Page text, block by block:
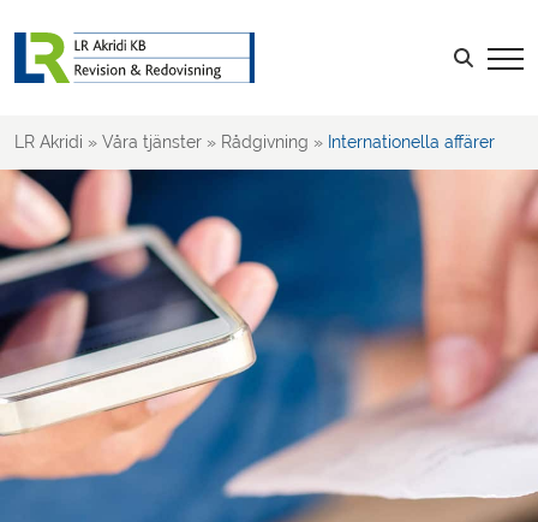
LOGGA IN Sök efter:
LR Akridi » Våra tjänster » Rådgivning » Internationella affärer